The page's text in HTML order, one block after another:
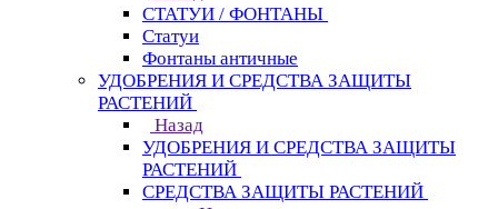
СТАТУИ / ФОНТАНЫ
Статуи
Фонтаны античные
УДОБРЕНИЯ И СРЕДСТВА ЗАЩИТЫ
РАСТЕНИЙ
Назад
УДОБРЕНИЯ И СРЕДСТВА ЗАЩИТЫ
РАСТЕНИЙ
СРЕДСТВА ЗАЩИТЫ РАСТЕНИЙ